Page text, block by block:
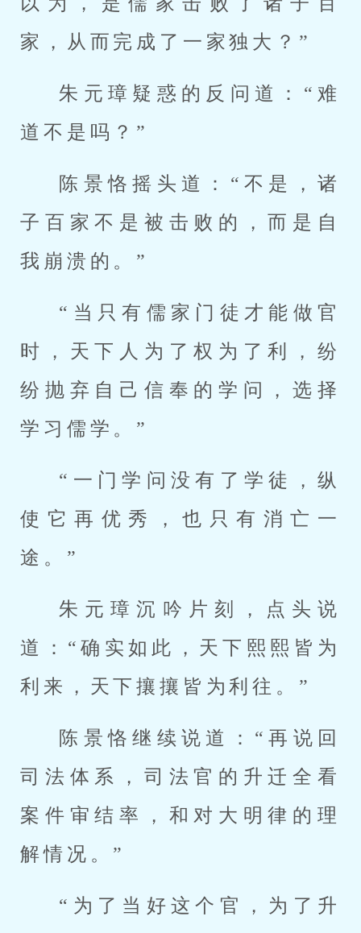
家，从而完成了一家独大？”
朱元璋疑惑的反问道：“难
道不是吗？”
陈景恪摇头道：“不是，诸
子百家不是被击败的，而是自
我崩溃的。”
“当只有儒家门徒才能做官
时，天下人为了权为了利，纷
纷抛弃自己信奉的学问，选择
学习儒学。”
“一门学问没有了学徒，纵
使它再优秀，也只有消亡一
途。”
朱元璋沉吟片刻，点头说
道：“确实如此，天下熙熙皆为
利来，天下攘攘皆为利往。”
陈景恪继续说道：“再说回
司法体系，司法官的升迁全看
案件审结率，和对大明律的理
解情况。”
“为了当好这个官，为了升